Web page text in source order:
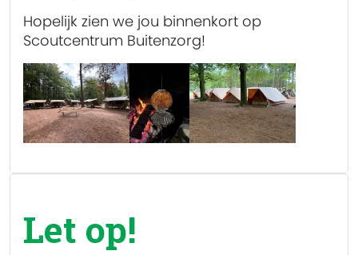
Hopelijk zien we jou binnenkort op
Scoutcentrum Buitenzorg!
Let op!